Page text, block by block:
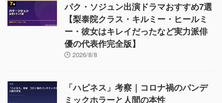
パク・ソジュン出演ドラマおすすめ7選
【梨泰院クラス・キルミー・ヒールミ
ー・彼女はキレイだったなど実力派俳
優の代表作完全版】
2026/8/8
「ハピネス」考察｜コロナ禍のパンデ
ミックホラーと人間の本性